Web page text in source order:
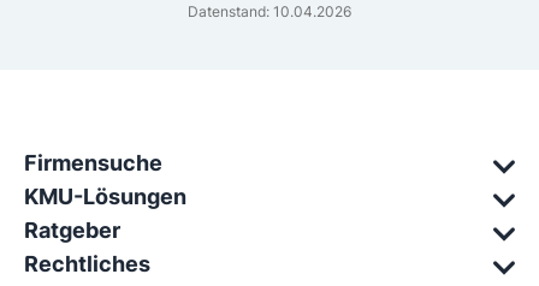
Datenstand: 10.04.2026
Firmensuche
KMU-Lösungen
Ratgeber
Rechtliches